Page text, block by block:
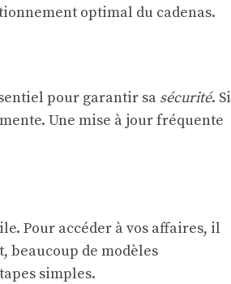
optimal du cadenas.
pour garantir sa sécurité. Si
Une mise à jour fréquente
Pour accéder à vos affaires, il
beaucoup de modèles
simples.